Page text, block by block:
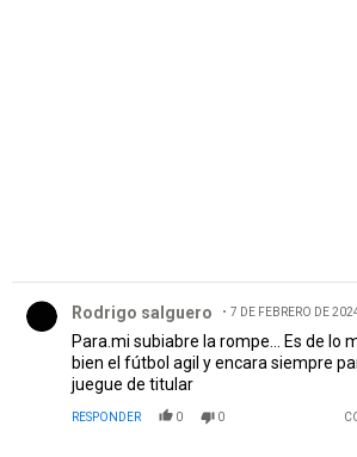
Rodrigo salguero 7 DE FEBRERO DE
Para.mi subiabre la rompe... Es de lo
bien el fútbol agil y encara siempre
juegue de titular
RESPONDER 0 0